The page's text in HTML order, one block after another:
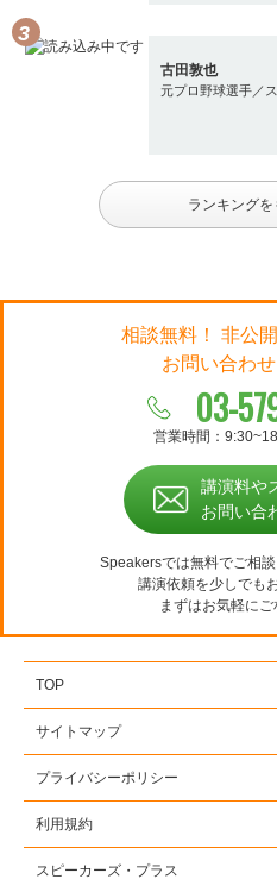
古田敦也
元プロ野球選手／
ランキング
相談無料！ 非公
お問い合わせ
03-
営業時間：
講演料や
お問い合
Speakersでは無料でご相談
講演依頼を少しでも
まずはお気軽にご
TOP
サイトマップ
プライバシーポリシー
利用規約
スピーカーズ・プラス